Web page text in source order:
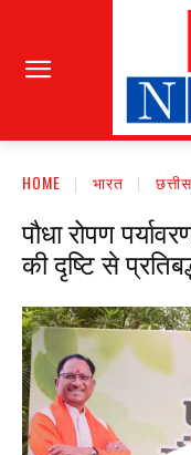
HOME भारत
पौधा रोपण
की दृष्टि से